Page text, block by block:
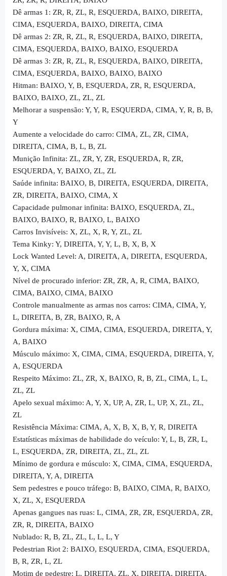
Dê armas 1: ZR, R, ZL, R, ESQUERDA, BAIXO, DIREITA,
CIMA, ESQUERDA, BAIXO, DIREITA, CIMA
Dê armas 2: ZR, R, ZL, R, ESQUERDA, BAIXO, DIREITA,
CIMA, ESQUERDA, BAIXO, BAIXO, ESQUERDA
Dê armas 3: ZR, R, ZL, R, ESQUERDA, BAIXO, DIREITA,
CIMA, ESQUERDA, BAIXO, BAIXO, BAIXO
Hitman: BAIXO, Y, B, ESQUERDA, ZR, R, ESQUERDA,
BAIXO, BAIXO, ZL, ZL, ZL
Melhorar a suspensão: Y, Y, R, ESQUERDA, CIMA, Y, R, B, B,
Y
Aumente a velocidade do carro: CIMA, ZL, ZR, CIMA,
DIREITA, CIMA, B, L, B, ZL
Munição Infinita: ZL, ZR, Y, ZR, ESQUERDA, R, ZR,
ESQUERDA, Y, BAIXO, ZL, ZL
Saúde infinita: BAIXO, B, DIREITA, ESQUERDA, DIREITA,
ZR, DIREITA, BAIXO, CIMA, X
Capacidade pulmonar infinita: BAIXO, ESQUERDA, ZL,
BAIXO, BAIXO, R, BAIXO, L, BAIXO
Carros Invisíveis: X, ZL, X, R, Y, ZL, ZL
Tema Kinky: Y, DIREITA, Y, Y, L, B, X, B, X
Lock Wanted Level: A, DIREITA, A, DIREITA, ESQUERDA,
Y, X, CIMA
Nível de procurado inferior: ZR, ZR, A, R, CIMA, BAIXO,
CIMA, BAIXO, CIMA, BAIXO
Controle manualmente as armas nos carros: CIMA, CIMA, Y,
L, DIREITA, B, ZR, BAIXO, R, A
Gordura máxima: X, CIMA, CIMA, ESQUERDA, DIREITA, Y,
A, BAIXO
Músculo máximo: X, CIMA, CIMA, ESQUERDA, DIREITA, Y,
A, ESQUERDA
Respeito Máximo: ZL, ZR, X, BAIXO, R, B, ZL, CIMA, L, L,
ZL, ZL
Apelo sexual máximo: A, Y, X, UP, A, ZR, L, UP, X, ZL, ZL,
ZL
Resistência Máxima: CIMA, A, X, B, X, B, Y, R, DIREITA
Estatísticas máximas de habilidade do veículo: Y, L, B, ZR, L,
L, ESQUERDA, ZR, DIREITA, ZL, ZL, ZL
Mínimo de gordura e músculo: X, CIMA, CIMA, ESQUERDA,
DIREITA, Y, A, DIREITA
Sem pedestres e pouco tráfego: B, BAIXO, CIMA, R, BAIXO,
X, ZL, X, ESQUERDA
Apenas gangues nas ruas: L, CIMA, ZR, ZR, ESQUERDA, ZR,
ZR, R, DIREITA, BAIXO
Nublado: R, B, ZL, ZL, L, L, L, Y
Pedestrian Riot 2: BAIXO, ESQUERDA, CIMA, ESQUERDA,
B, R, ZR, L, ZL
Motim de pedestre: L, DIREITA, ZL, X, DIREITA, DIREITA,